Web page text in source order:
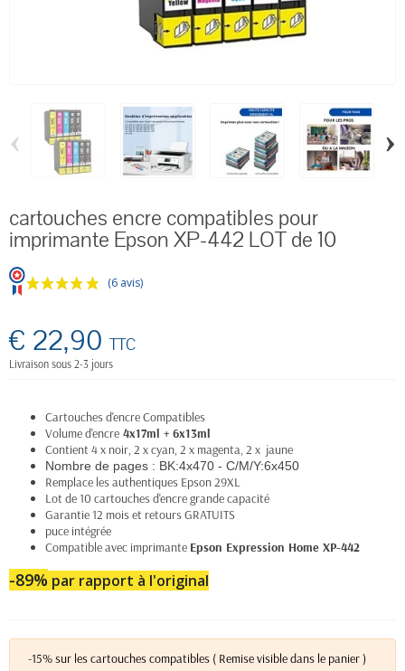
‹ ›
cartouches encre compatibles pour
imprimante Epson XP-442 LOT de 10
(6 avis)
€ 22,90 TTC
Livraison sous 2-3 jours
Cartouches d'encre Compatibles
Volume d'encre 4x17ml + 6x13ml
Contient 4 x noir, 2 x cyan, 2 x magenta, 2 x jaune
Nombre de pages : BK:4x470 - C/M/Y:6x450
Remplace les authentiques Epson 29XL
Lot de 10 cartouches d'encre grande capacité
Garantie 12 mois et retours GRATUITS
puce intégrée
Compatible avec imprimante Epson Expression Home XP-442
-89% par rapport à l'original
-15% sur les cartouches compatibles ( Remise visible dans le panier )